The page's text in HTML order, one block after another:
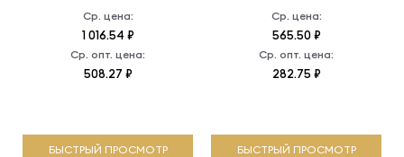
Ср. цена:
1 016.54 ₽
Ср. опт. цена:
508.27 ₽
БЫСТРЫЙ ПРОСМОТР
Ср. цена:
565.50 ₽
Ср. опт. цена:
282.75 ₽
БЫСТРЫЙ ПРОСМОТР